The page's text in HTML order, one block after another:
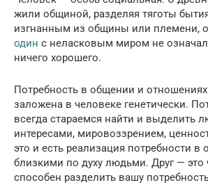
жили общиной, разделяя тяготы
изгнанным из общины или племени,
один с неласковым миром не
ничего хорошего.
Потребность в общении и
заложена в человеке генетически.
всегда стараемся найти и выделить
интересами, мировоззрением,
это и есть реализация потребности в
близкими по духу людьми. Друг — это
способен разделить вашу